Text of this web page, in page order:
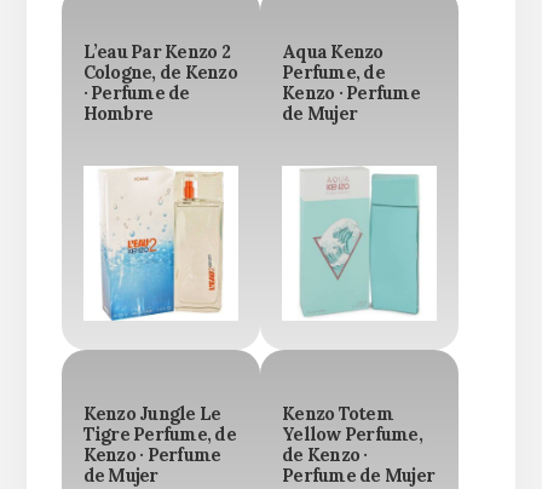
L’eau Par Kenzo 2
Cologne, de Kenzo
· Perfume de
Hombre
Aqua Kenzo
Perfume, de
Kenzo · Perfume
de Mujer
Kenzo Jungle Le
Tigre Perfume, de
Kenzo · Perfume
de Mujer
Kenzo Totem
Yellow Perfume,
de Kenzo ·
Perfume de Mujer